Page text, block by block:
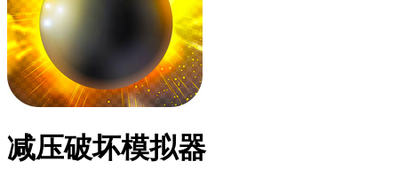
减压破坏模拟器